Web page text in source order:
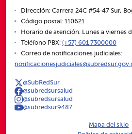
Dirección: Carrera 24C #54‑47 Sur,
Código postal: 110621
Horario de atención: Lunes a viernes
Teléfono PBX: (+57) 601 7300000
Correo de notificaciones judiciales:
@SubRedSur
@subredsursalud
@subredsursalud
@subredsur9487
Mapa del sitio